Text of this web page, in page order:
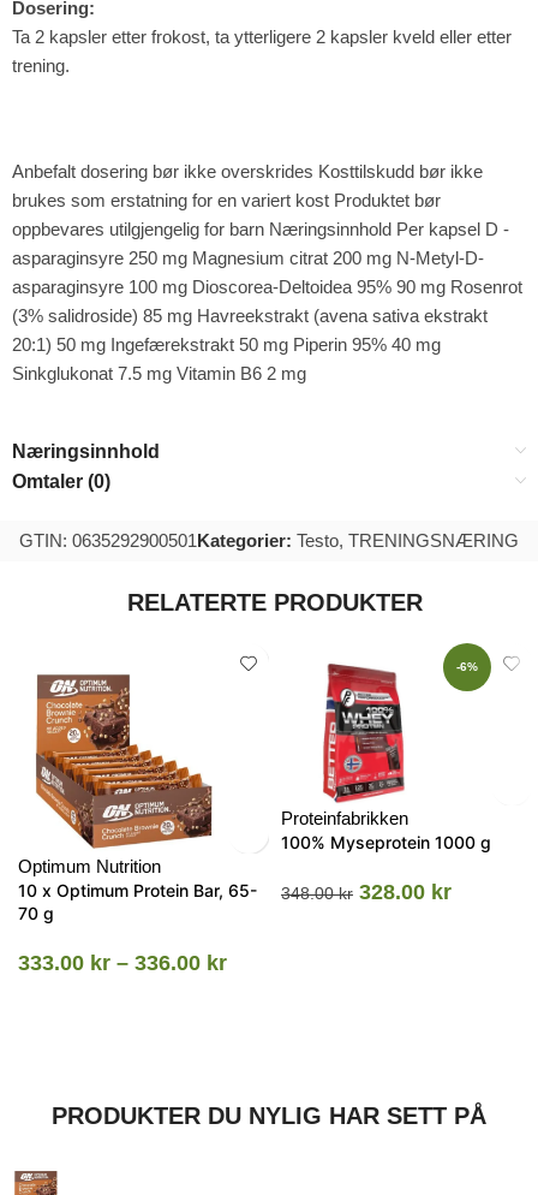
Dosering:
Ta 2 kapsler etter frokost, ta ytterligere 2 kapsler kveld eller etter
trening.
Anbefalt dosering bør ikke overskrides Kosttilskudd bør ikke
brukes som erstatning for en variert kost Produktet bør
oppbevares utilgjengelig for barn Næringsinnhold Per kapsel D -
asparaginsyre 250 mg Magnesium citrat 200 mg N-Metyl-D-
asparaginsyre 100 mg Dioscorea-Deltoidea 95% 90 mg Rosenrot
(3% salidroside) 85 mg Havreekstrakt (avena sativa ekstrakt
20:1) 50 mg Ingefærekstrakt 50 mg Piperin 95% 40 mg
Sinkglukonat 7.5 mg Vitamin B6 2 mg
Næringsinnhold
Omtaler (0)
GTIN: 0635292900501Kategorier: Testo, TRENINGSNÆRING
RELATERTE PRODUKTER
Optimum Nutrition
10 x Optimum Protein Bar, 65-
70 g
333.00 kr – 336.00 kr
-6%
Proteinfabrikken
100% Myseprotein 1000 g
348.00kr 328.00 kr
PRODUKTER DU NYLIG HAR SETT PÅ